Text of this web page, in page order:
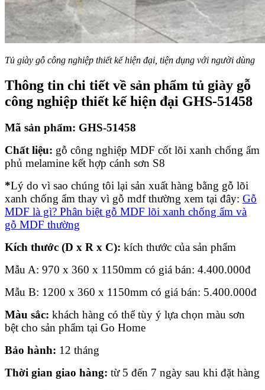
Tủ giày gỗ công nghiệp thiết kế hiện đại, tiện dụng với người dùng
Thông tin chi tiết về sản phẩm tủ giày gỗ
công nghiệp thiết kế hiện đại GHS-51458
Mã sản phẩm: GHS-51458
Chất liệu: gỗ công nghiệp MDF cốt lõi xanh chống ẩm
phủ melamine kết hợp cánh sơn S8
*Lý do vì sao chúng tôi lại sản xuất hàng bằng gỗ lõi
xanh chống ẩm thay vì gỗ mdf thường xem tại đây: Gỗ
MDF là gì? Phân biệt gỗ MDF lõi xanh chống ẩm và
gỗ MDF thường
Kích thước (D x R x C): kích thước của sản phẩm
Mẫu A: 970 x 360 x 1150mm có giá bán: 4.400.000đ
Mẫu B: 1200 x 360 x 1150mm có giá bán: 5.400.000đ
Màu sắc: khách hàng có thể tùy ý lựa chọn màu sơn
bệt cho sản phẩm tại Go Home
Bảo hành: 12 tháng
Thời gian giao hàng: từ 5 đến 7 ngày sau khi đặt hàng